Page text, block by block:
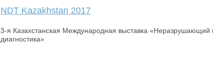
NDT Kazakhstan 2017
3-я Казахстанская Международная выставка «Неразрушающий
диагностика»